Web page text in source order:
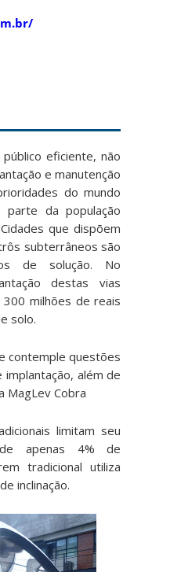
eficiente, não
e manutenção
do mundo
parte da população
que dispõem
subterrâneos são
de solução. No
destas vias
milhões de reais
solo.
contemple questões
além de
MagLev Cobra
limitam seu
apenas 4% de
tradicional utiliza
inclinação.